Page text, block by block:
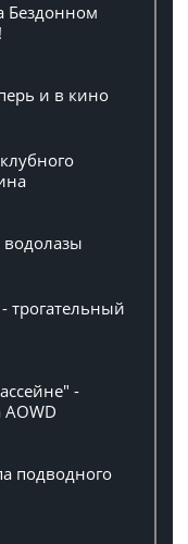
Бездонном
и в кино
трогательный
-
подводного